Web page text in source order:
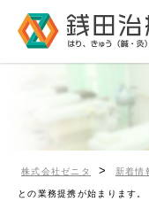
株式会社ゼニタ > 新着情
との業務提携が始まります。